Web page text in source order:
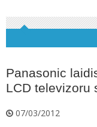
Panasonic
LCD televizoru
07/03/2012